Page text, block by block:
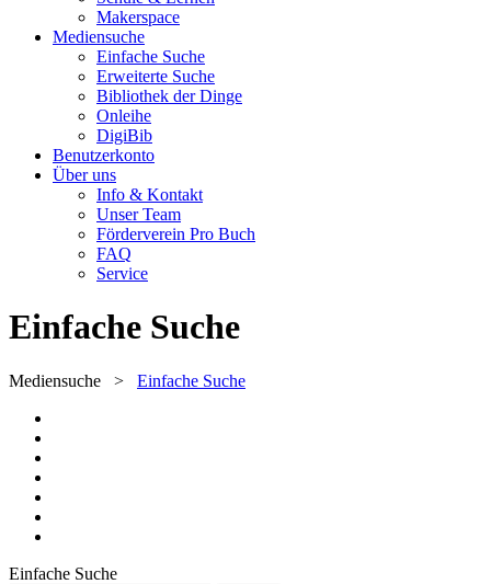
Makerspace
Mediensuche
Einfache Suche
Erweiterte Suche
Bibliothek der Dinge
Onleihe
DigiBib
Benutzerkonto
Über uns
Info & Kontakt
Unser Team
Förderverein Pro Buch
FAQ
Service
Einfache Suche
Mediensuche > Einfache Suche
Einfache Suche